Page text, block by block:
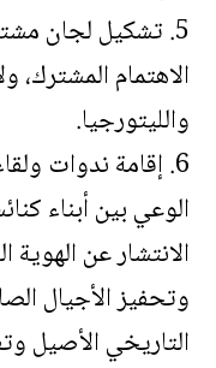
5. تشكيل لجان
الاهتمام
والليتورجيا.
6. إقامة ندوات
الوعي بين أبناء
الانتشار عن الهوية
وتحفيز الأجيال
التاريخي الأصيل